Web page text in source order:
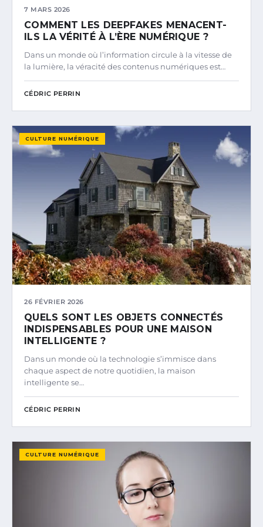
7 MARS 2026
COMMENT LES DEEPFAKES MENACENT-
ILS LA VÉRITÉ À L’ÈRE NUMÉRIQUE ?
Dans un monde où l’information circule à la vitesse de
la lumière, la véracité des contenus numériques est…
CÉDRIC PERRIN
CULTURE NUMÉRIQUE
26 FÉVRIER 2026
QUELS SONT LES OBJETS CONNECTÉS
INDISPENSABLES POUR UNE MAISON
INTELLIGENTE ?
Dans un monde où la technologie s’immisce dans
chaque aspect de notre quotidien, la maison
intelligente se…
CÉDRIC PERRIN
CULTURE NUMÉRIQUE